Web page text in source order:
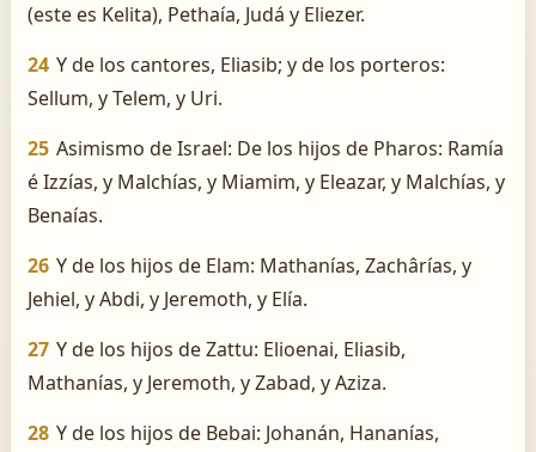
(este es Kelita), Pethaía, Judá y Eliezer.
24 Y de los cantores, Eliasib; y de los porteros:
Sellum, y Telem, y Uri.
25 Asimismo de Israel: De los hijos de Pharos: Ramía
é Izzías, y Malchías, y Miamim, y Eleazar, y Malchías, y
Benaías.
26 Y de los hijos de Elam: Mathanías, Zachârías, y
Jehiel, y Abdi, y Jeremoth, y Elía.
27 Y de los hijos de Zattu: Elioenai, Eliasib,
Mathanías, y Jeremoth, y Zabad, y Aziza.
28 Y de los hijos de Bebai: Johanán, Hananías,